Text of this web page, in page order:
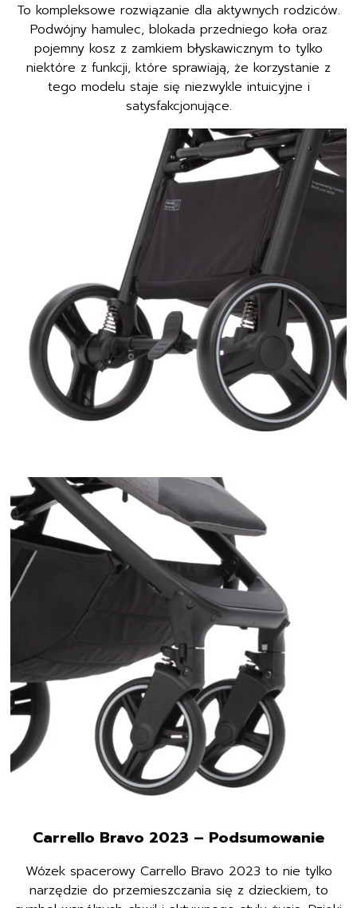
To kompleksowe rozwiązanie dla aktywnych rodziców.
Podwójny hamulec, blokada przedniego koła oraz
pojemny kosz z zamkiem błyskawicznym to tylko
niektóre z funkcji, które sprawiają, że korzystanie z
tego modelu staje się niezwykle intuicyjne i
satysfakcjonujące.
Carrello Bravo 2023 – Podsumowanie
Wózek spacerowy Carrello Bravo 2023 to nie tylko
narzędzie do przemieszczania się z dzieckiem, to